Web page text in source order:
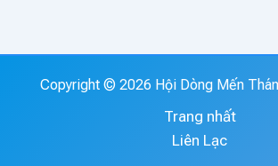
Copyright © 2026 Hội Dòng Mến
Trang nhất
Liên Lạc